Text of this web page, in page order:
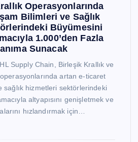
Operasyonlarında
Bilimleri ve Sağlık
Büyümesini
1.000’den Fazla
Sunacak
Supply Chain, Birleşik Krallık ve
artan e-ticaret
sağlık hizmetleri sektörlerindeki
altyapısını genişletmek ve
hızlandırmak için…